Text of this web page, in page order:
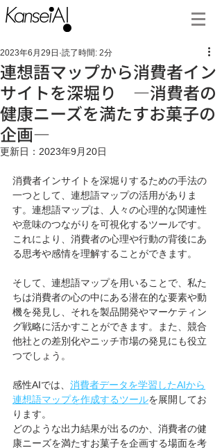
連想語マップから消費者イン
サイトを深堀り ―消費者の
健康ニーズを満たすお菓子の
企画―
2023年6月29日 読了時間: 2分
更新日： 2023年9月20日
消費者インサイトを深堀りするための手法の
一つとして、連想語マップの活用がありま
す。連想語マップは、人々の心理的な関連性
や意味のつながりを可視化するツールです。
これにより、消費者の心理や行動の背後にあ
る思考や感情を理解することができます。
そして、連想語マップを用いることで、私た
ちは消費者の心の中にある潜在的な要素や動
機を発見し、それを製品開発やマーケティン
グ戦略に活かすことができます。また、競合
他社との差別化やニッチ市場の発見にも役立
つでしょう。
感性AIでは、 消費者データを学習したAIから
連想語マップを作成するツールを展開してお
ります。
どのような出力結果が出るのか、消費者の健
康ニーズを満たすお菓子を企画する場面を考